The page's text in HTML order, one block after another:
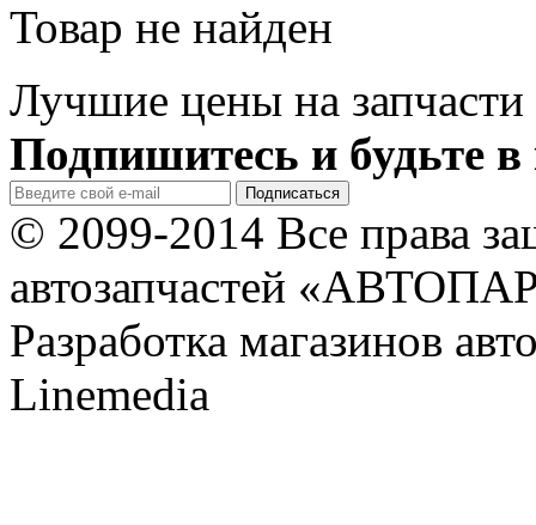
Товар не найден
Лучшие цены на запчасти
Подпишитесь и будьте в
© 2099-2014 Все права
автозапчастей
Разработка магазинов
Linemedia